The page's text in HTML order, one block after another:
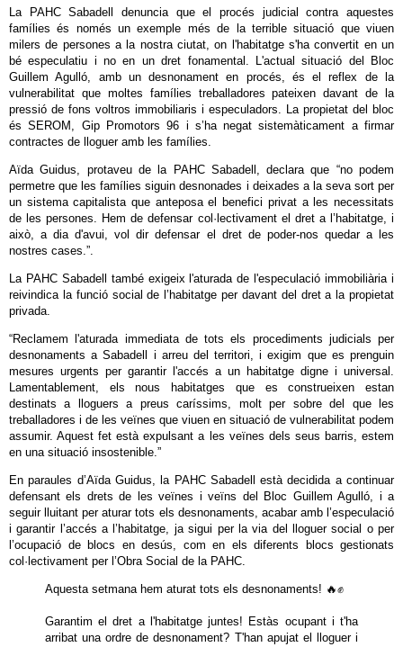
La PAHC Sabadell denuncia que el procés judicial contra aquestes
famílies és només un exemple més de la terrible situació que viuen
milers de persones a la nostra ciutat, on l'habitatge s'ha convertit en un
bé especulatiu i no en un dret fonamental. L'actual situació del Bloc
Guillem Agulló, amb un desnonament en procés, és el reflex de la
vulnerabilitat que moltes famílies treballadores pateixen davant de la
pressió de fons voltros immobiliaris i especuladors. La propietat del bloc
és SEROM, Gip Promotors 96 i s’ha negat sistemàticament a firmar
contractes de lloguer amb les famílies.
Aïda Guidus, protaveu de la PAHC Sabadell, declara que “no podem
permetre que les famílies siguin desnonades i deixades a la seva sort per
un sistema capitalista que anteposa el benefici privat a les necessitats
de les persones. Hem de defensar col·lectivament el dret a l’habitatge, i
això, a dia d'avui, vol dir defensar el dret de poder-nos quedar a les
nostres cases.”.
La PAHC Sabadell també exigeix l'aturada de l'especulació immobiliària i
reivindica la funció social de l’habitatge per davant del dret a la propietat
privada.
“Reclamem l'aturada immediata de tots els procediments judicials per
desnonaments a Sabadell i arreu del territori, i exigim que es prenguin
mesures urgents per garantir l'accés a un habitatge digne i universal.
Lamentablement, els nous habitatges que es construeixen estan
destinats a lloguers a preus caríssims, molt per sobre del que les
treballadores i de les veïnes que viuen en situació de vulnerabilitat podem
assumir. Aquest fet està expulsant a les veïnes dels seus barris, estem
en una situació insostenible.”
En paraules d’Aïda Guidus, la PAHC Sabadell està decidida a continuar
defensant els drets de les veïnes i veïns del Bloc Guillem Agulló, i a
seguir lluitant per aturar tots els desnonaments, acabar amb l’especulació
i garantir l’accés a l’habitatge, ja sigui per la via del lloguer social o per
l’ocupació de blocs en desús, com en els diferents blocs gestionats
col·lectivament per l’Obra Social de la PAHC.
Aquesta setmana hem aturat tots els desnonaments! 🔥✊
Garantim el dret a l'habitatge juntes! Estàs ocupant i t'ha
arribat una ordre de desnonament? T'han apujat el lloguer i